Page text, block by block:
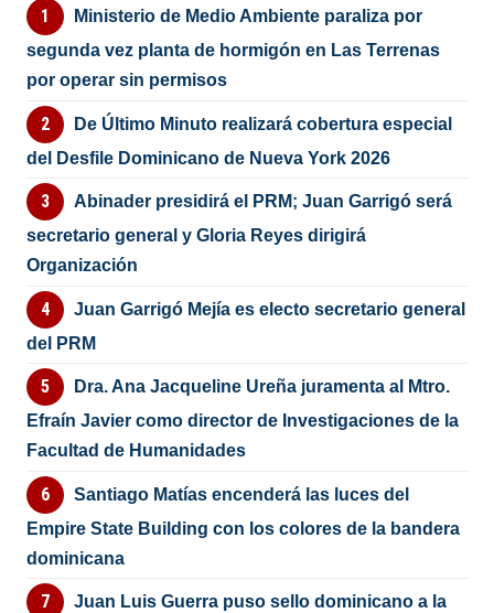
Ministerio de Medio Ambiente paraliza por
segunda vez planta de hormigón en Las Terrenas
por operar sin permisos
De Último Minuto realizará cobertura especial
del Desfile Dominicano de Nueva York 2026
Abinader presidirá el PRM; Juan Garrigó será
secretario general y Gloria Reyes dirigirá
Organización
Juan Garrigó Mejía es electo secretario general
del PRM
Dra. Ana Jacqueline Ureña juramenta al Mtro.
Efraín Javier como director de Investigaciones de la
Facultad de Humanidades
Santiago Matías encenderá las luces del
Empire State Building con los colores de la bandera
dominicana
Juan Luis Guerra puso sello dominicano a la